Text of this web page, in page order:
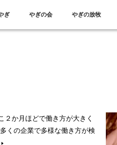
ぎ やぎの会 やぎの放牧
か月ほどで働き方が大きく
くの企業で多様な働き方が検